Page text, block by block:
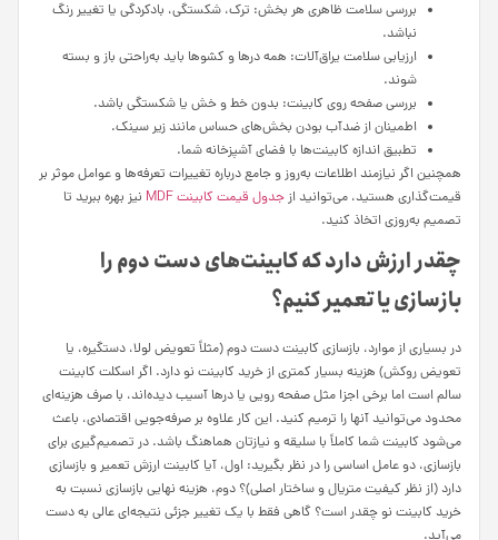
بررسی سلامت ظاهری هر بخش: ترک، شکستگی، بادکردگی یا تغییر رنگ
نباشد.
ارزیابی سلامت یراق‌آلات: همه درها و کشوها باید به‌راحتی باز و بسته
شوند.
بررسی صفحه روی کابینت: بدون خط و خش یا شکستگی باشد.
اطمینان از ضدآب بودن بخش‌های حساس مانند زیر سینک.
تطبیق اندازه کابینت‌ها با فضای آشپزخانه شما.
همچنین اگر نیازمند اطلاعات به‌روز و جامع درباره تغییرات تعرفه‌ها و عوامل موثر بر
قیمت‌گذاری هستید، می‌توانید ازجدول قیمت کابینت MDF
نیز بهره ببرید تا
تصمیم به‌روزی اتخاذ کنید.
چقدر ارزش دارد که کابینت‌های دست دوم را
بازسازی یا تعمیر کنیم؟
در بسیاری از موارد، بازسازی کابینت دست دوم (مثلاً تعویض لولا، دستگیره، یا
تعویض روکش) هزینه بسیار کمتری از خرید کابینت نو دارد. اگر اسکلت کابینت
سالم است اما برخی اجزا مثل صفحه رویی یا درها آسیب دیده‌اند، با صرف هزینه‌ای
محدود می‌توانید آنها را ترمیم کنید. این کار علاوه بر صرفه‌جویی اقتصادی، باعث
می‌شود کابینت شما کاملاً با سلیقه و نیازتان هماهنگ باشد. در تصمیم‌گیری برای
بازسازی، دو عامل اساسی را در نظر بگیرید: اول، آیا کابینت ارزش تعمیر و بازسازی
دارد (از نظر کیفیت متریال و ساختار اصلی)؟ دوم، هزینه نهایی بازسازی نسبت به
خرید کابینت نو چقدر است؟ گاهی فقط با یک تغییر جزئی نتیجه‌ای عالی به دست